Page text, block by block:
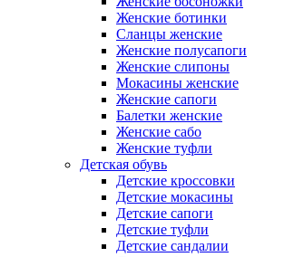
Женские ботинки
Сланцы женские
Женские полусапоги
Женские слипоны
Мокасины женские
Женские сапоги
Балетки женские
Женские сабо
Женские туфли
Детская обувь
Детские кроссовки
Детские мокасины
Детские сапоги
Детские туфли
Детские сандалии